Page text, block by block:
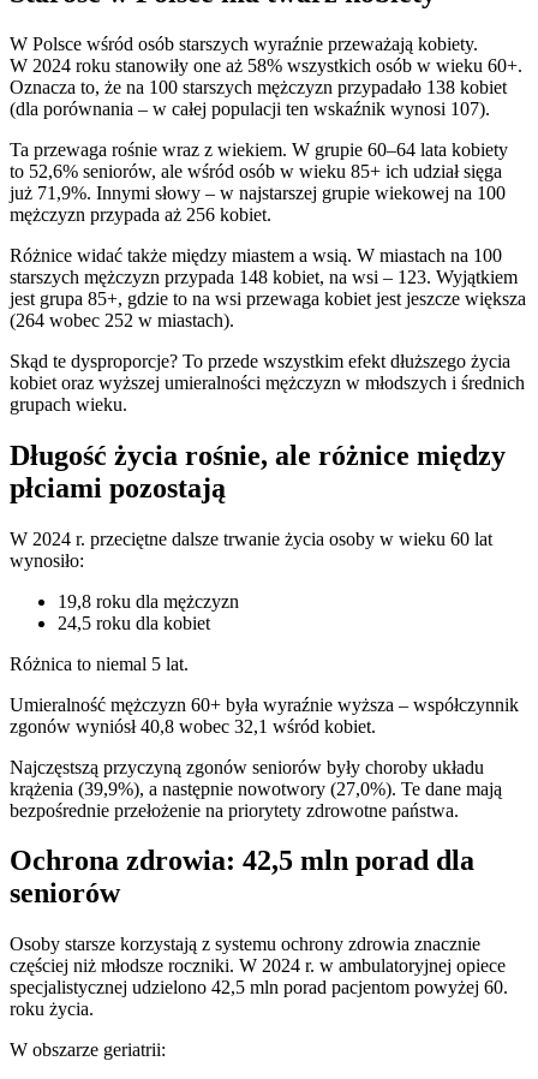
W Polsce wśród osób starszych wyraźnie przeważają kobiety.
W 2024 roku stanowiły one aż 58% wszystkich osób w wieku 60+.
Oznacza to, że na 100 starszych mężczyzn przypadało 138 kobiet
(dla porównania – w całej populacji ten wskaźnik wynosi 107).
Ta przewaga rośnie wraz z wiekiem. W grupie 60–64 lata kobiety
to 52,6% seniorów, ale wśród osób w wieku 85+ ich udział sięga
już 71,9%. Innymi słowy – w najstarszej grupie wiekowej na 100
mężczyzn przypada aż 256 kobiet.
Różnice widać także między miastem a wsią. W miastach na 100
starszych mężczyzn przypada 148 kobiet, na wsi – 123. Wyjątkiem
jest grupa 85+, gdzie to na wsi przewaga kobiet jest jeszcze większa
(264 wobec 252 w miastach).
Skąd te dysproporcje? To przede wszystkim efekt dłuższego życia
kobiet oraz wyższej umieralności mężczyzn w młodszych i średnich
grupach wieku.
Długość życia rośnie, ale różnice między
płciami pozostają
W 2024 r. przeciętne dalsze trwanie życia osoby w wieku 60 lat
wynosiło:
19,8 roku dla mężczyzn
24,5 roku dla kobiet
Różnica to niemal 5 lat.
Umieralność mężczyzn 60+ była wyraźnie wyższa – współczynnik
zgonów wyniósł 40,8 wobec 32,1 wśród kobiet.
Najczęstszą przyczyną zgonów seniorów były choroby układu
krążenia (39,9%), a następnie nowotwory (27,0%). Te dane mają
bezpośrednie przełożenie na priorytety zdrowotne państwa.
Ochrona zdrowia: 42,5 mln porad dla
seniorów
Osoby starsze korzystają z systemu ochrony zdrowia znacznie
częściej niż młodsze roczniki. W 2024 r. w ambulatoryjnej opiece
specjalistycznej udzielono 42,5 mln porad pacjentom powyżej 60.
roku życia.
W obszarze geriatrii: